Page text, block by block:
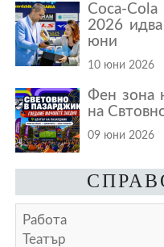
Coca-
2026
юни
10 юни 2026
Фен зона
на
09 юни 2026
Работа
Театър